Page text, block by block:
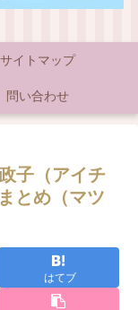
サイトマップ
問い合わせ
子（アイチ
とめ（マツ
はてブ